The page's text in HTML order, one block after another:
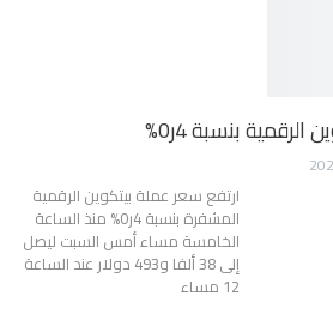
بنسبة 4ر0%
ارتفع سعر عملة بيتكوين الرقمية
المشفرة بنسبة 4ر0% منذ الساعة
الخامسة مساء أمس السبت ليصل
إلى 38 ألفا و493 دولار عند الساعة
12 مساء